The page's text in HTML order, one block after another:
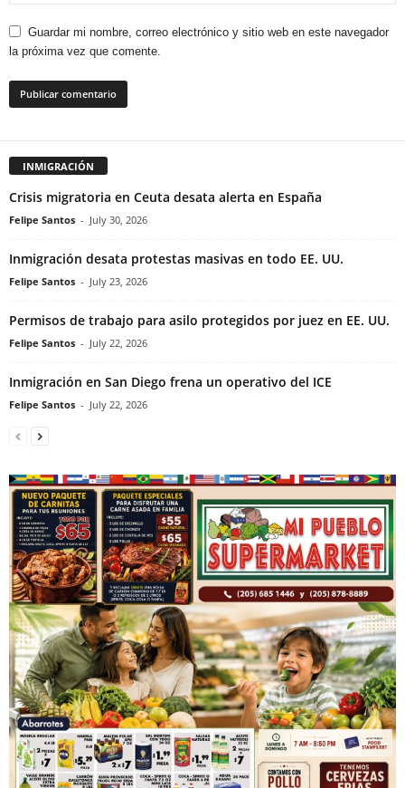
Guardar mi nombre, correo electrónico y sitio web en este navegador
la próxima vez que comente.
INMIGRACIÓN
Crisis migratoria en Ceuta desata alerta en España
Felipe Santos - July 30, 2026
Inmigración desata protestas masivas en todo EE. UU.
Felipe Santos - July 23, 2026
Permisos de trabajo para asilo protegidos por juez en EE. UU.
Felipe Santos - July 22, 2026
Inmigración en San Diego frena un operativo del ICE
Felipe Santos - July 22, 2026